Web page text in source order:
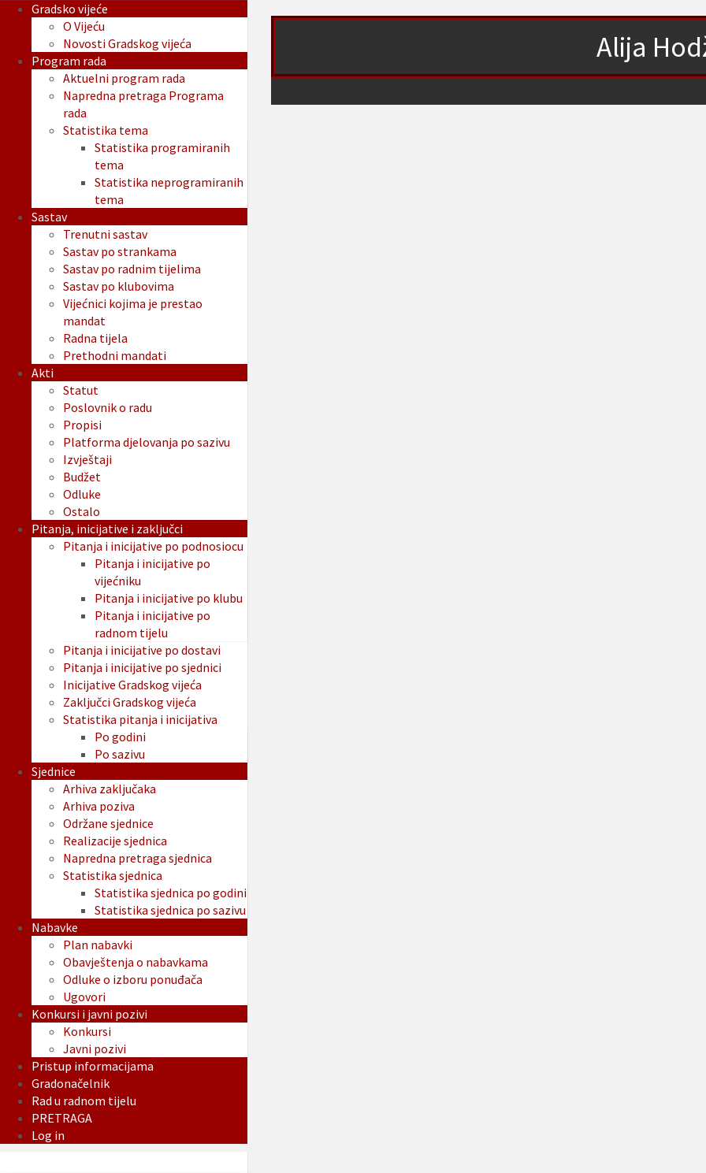
Alija
Gradsko vijeće
O Vijeću
Novosti Gradskog vijeća
Program rada
Aktuelni program rada
Napredna pretraga Programa
rada
Statistika tema
Statistika programiranih
tema
Statistika neprogramiranih
tema
Sastav
Trenutni sastav
Sastav po strankama
Sastav po radnim tijelima
Sastav po klubovima
Vijećnici kojima je prestao
mandat
Radna tijela
Prethodni mandati
Akti
Statut
Poslovnik o radu
Propisi
Platforma djelovanja po sazivu
Izvještaji
Budžet
Odluke
Ostalo
Pitanja, inicijative i zaključci
Pitanja i inicijative po podnosiocu
Pitanja i inicijative po
vijećniku
Pitanja i inicijative po klubu
Pitanja i inicijative po
radnom tijelu
Pitanja i inicijative po dostavi
Pitanja i inicijative po sjednici
Inicijative Gradskog vijeća
Zaključci Gradskog vijeća
Statistika pitanja i inicijativa
Po godini
Po sazivu
Sjednice
Arhiva zaključaka
Arhiva poziva
Održane sjednice
Realizacije sjednica
Napredna pretraga sjednica
Statistika sjednica
Statistika sjednica po godini
Statistika sjednica po sazivu
Nabavke
Plan nabavki
Obavještenja o nabavkama
Odluke o izboru ponuđača
Ugovori
Konkursi i javni pozivi
Konkursi
Javni pozivi
Pristup informacijama
Gradonačelnik
Rad u radnom tijelu
PRETRAGA
Log in